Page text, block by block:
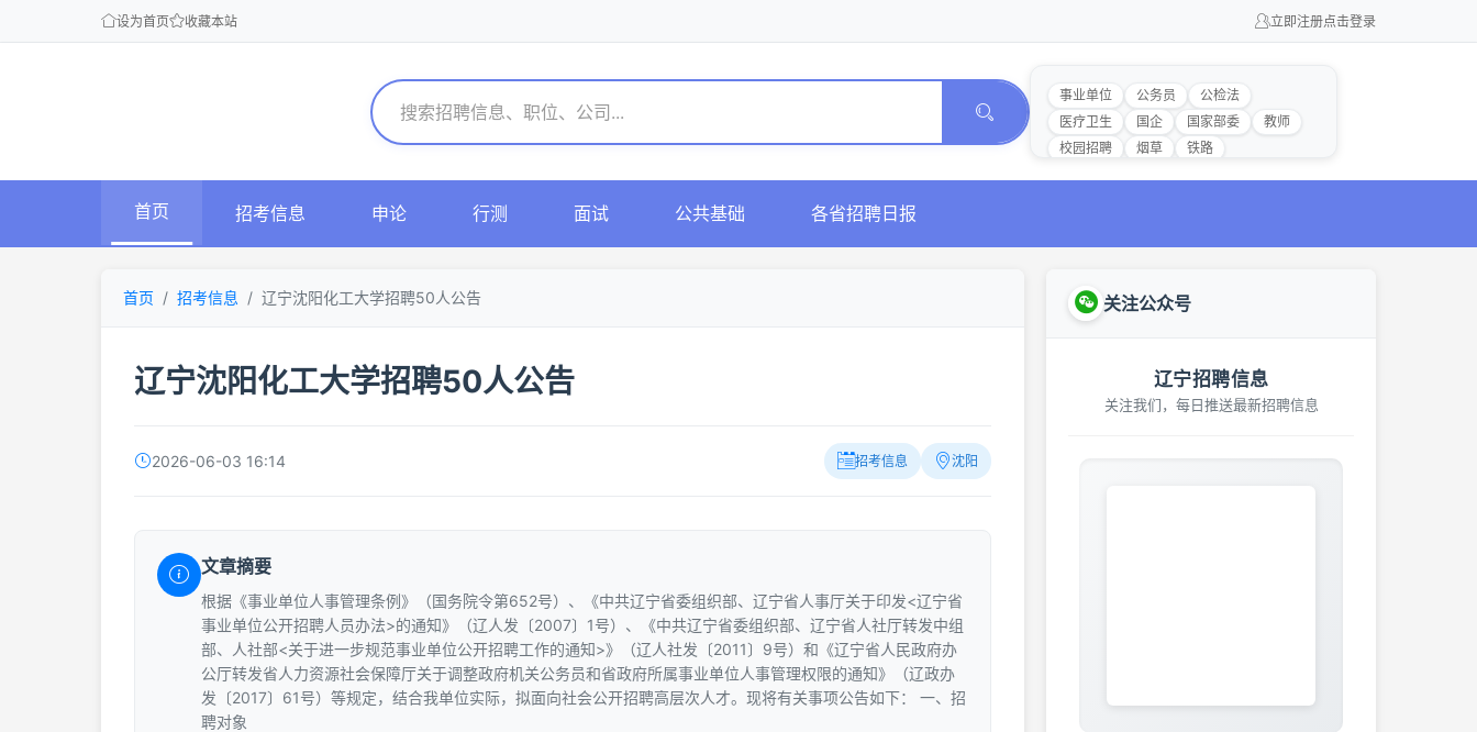
设为首页 收藏本站 立即注册点击登录
事业单位 公务员
公检法
医疗卫生
国企 国家部委
教师
校园招聘
烟草 铁路
首页 招考信息 申论 行测 面试 公共基础 各省招聘日报
首页 招考信息 辽宁沈阳化工大学招聘50人公告
辽宁沈阳化工大学招聘50人公告
2026-06-03 16:14 招考信息 沈阳
文章摘要
根据《事业单位人事管理条例》（国务院令第652号）、《中共辽宁省委组织部、辽宁省人事厅关于印发<辽宁省
事业单位公开招聘人员办法>的通知》（辽人发〔2007〕1号）、《中共辽宁省委组织部、辽宁省人社厅转发中组
部、人社部<关于进一步规范事业单位公开招聘工作的通知>》（辽人社发〔2011〕9号）和《辽宁省人民政府办
公厅转发省人力资源社会保障厅关于调整政府机关公务员和省政府所属事业单位人事管理权限的通知》（辽政办
发〔2017〕61号）等规定，结合我单位实际，拟面向社会公开招聘高层次人才。现将有关事项公告如下： 一、招
聘对象
关注公众号
辽宁招聘信息
关注我们，每日推送最新招聘信息